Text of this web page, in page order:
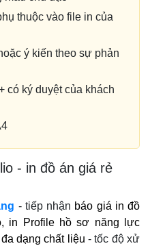
thuộc vào file in của
ý kiến theo sự phản
có ký duyệt của khách
- in đồ án giá rẻ
- tiếp nhận báo giá in đồ
in Profile hồ sơ năng lực
dạng chất liệu - tốc độ xử